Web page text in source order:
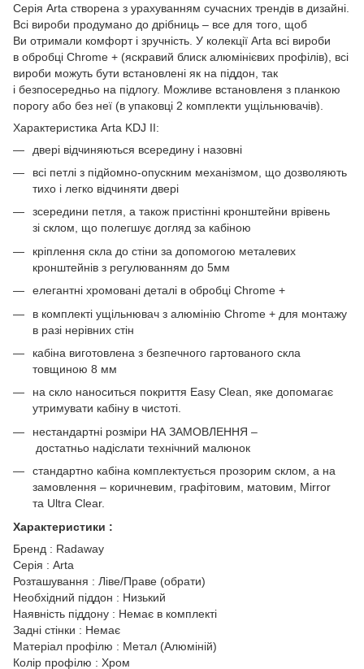
Серія Arta створена з урахуванням сучасних трендів в дизайні.
Всі вироби продумано до дрібниць – все для того, щоб
Ви отримали комфорт і зручність. У колекції Arta всі вироби
в обробці Chrome + (яскравий блиск алюмінієвих профілів), всі
вироби можуть бути встановлені як на піддон, так
і безпосередньо на підлогу. Можливе встановленя з планкою
порогу або без неї (в упаковці 2 комплекти ущільнювачів).
Характеристика Arta KDJ II:
двері відчиняються всередину і назовні
всі петлі з підйомно-опускним механізмом, що дозволяють
тихо і легко відчиняти двері
зсередини петля, а також пристінні кронштейни врівень
зі склом, що полегшує догляд за кабіною
кріплення скла до стіни за допомогою металевих
кронштейнів з регулюванням до 5мм
елегантні хромовані деталі в обробці Chrome +
в комплекті ущільнювач з алюмінію Chrome + для монтажу
в разі нерівних стін
кабіна виготовлена з безпечного гартованого скла
товщиною 8 мм
на скло наноситься покриття Easy Clean, яке допомагає
утримувати кабіну в чистоті.
нестандартні розміри НА ЗАМОВЛЕННЯ –
достатньо надіслати технічний малюнок
стандартно кабіна комплектується прозорим склом, а на
замовлення – коричневим, графітовим, матовим, Mirror
та Ultra Clear.
Характеристики :
Бренд : Radaway
Серія : Arta
Розташування : Ліве/Праве (обрати)
Необхідний піддон : Низький
Наявність піддону : Немає в комплекті
Задні стінки : Немає
Матеріал профілю : Метал (Алюміній)
Колір профілю : Хром